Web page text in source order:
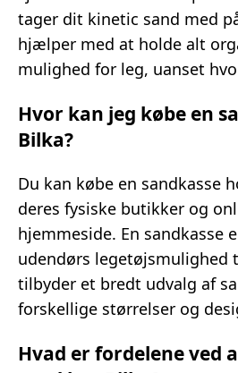
tager dit kinetic sand med
hjælper med at holde alt
mulighed for leg, uanset
Hvor kan jeg købe en
Bilka?
Du kan købe en sandkasse
deres fysiske butikker og
hjemmeside. En sandkasse
udendørs legetøjsmulighed
tilbyder et bredt udvalg af
forskellige størrelser og
Hvad er fordelene ved